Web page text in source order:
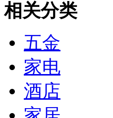
相关分类
五金
家电
酒店